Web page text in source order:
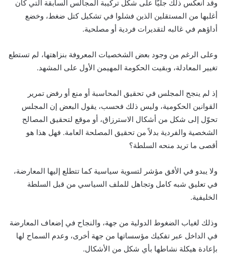
وقد انعكس ذلك جليّاً على شكل تركيبة المجالس السابقة التي كان
أغلبها من المستقلين الذين فشلوا في تشكيل كتل ضغط، وخضع
أداؤهم في غالبه لتقديرات فردية أو مصلحية.
وعلى الرغم من وجود بعض الشخصيات المعروفة بنزاهتها، لم تستطع
تغيير المعادلة، وبقيت الحكومة المهيمن الأول على المشهد.
إذ لم ينجح المجلس في تحقيق المحاسبة أو منع أو رفض تمرير
القوانين الحكومية، وليس ذلك فحسب، يقول البعض إن المجلس
تحوّل إلى شكل من أشكال الاسترزاق، أو موقع لتحقيق المصالح
الشخصية والفردية بدلاً من تحقيق المصلحة العامة. فهل هذا هو
أقصى ما تريد منحه السلطة؟
ولا يبدو في الأفق مؤشر لتسوية سياسية كما تتطلع إليها المعارضة،
في تعليق شبه كامل وتجاهل للملف السياسي من قبل السلطة
الخليفية.
وذلك لغياب الضغوط الدولية من جهة، والنجاح في إضعاف المعارضة
في الداخل عبر تفكيك مؤسساتها من جهة أخرى، وعدم السماح لها
بإعادة هيكلة نشاطها بأي شكل من الأشكال.